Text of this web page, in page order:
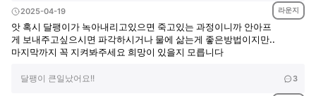
2025-04-19 라운지
앗 혹시 달팽이가 녹아내리고있으면 죽고있는 과정이니까 안아프
게 보내주고싶으시면 파각하시거나 물에 삶는게 좋은방법이지만..
마지막까지 꼭 지켜봐주세요 희망이 있을지 모릅니다
달팽이 큰일났어요!! 3